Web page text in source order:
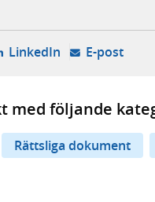
i ny flik, extern
i ny flik, extern
LinkedIn- öppnas i ny
E-post-
med följande
Rättsliga dokument